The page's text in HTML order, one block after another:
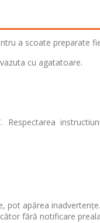
a scoate preparate
cu agatatoare.
apărea
fără notificare